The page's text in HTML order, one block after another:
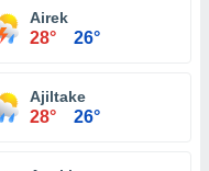
Airek
28° 26°
Ajiltake
28° 26°